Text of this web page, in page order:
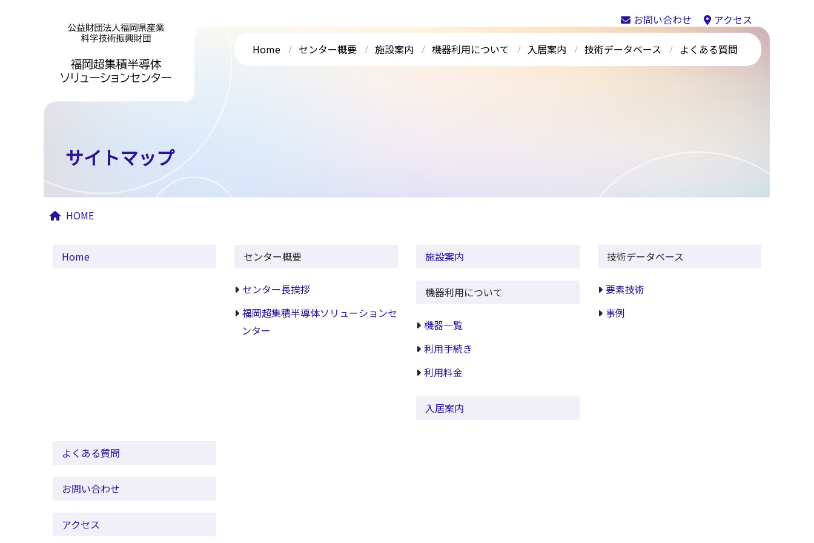
アクセス
お問い合わせ
Home センター概要 施設案内 機器利用について 入居案内 技術データベース よくある質問
サイトマップ
HOME
Home センター概要
センター長挨拶
福岡超集積半導体ソリューションセ
ンター
施設案内
機器利用について
機器一覧
利用手続き
利用料金
入居案内
技術データベース
要素技術
事例
よくある質問
お問い合わせ
アクセス